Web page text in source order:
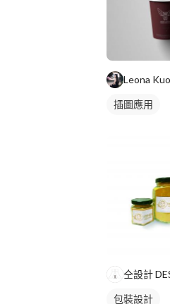
Leona
插圖應用
仝設計
包裝設計